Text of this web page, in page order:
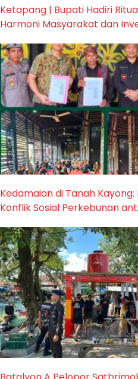
Ketapang | Bupati Hadiri
Harmoni Masyarakat dan
Kedamaian di Tanah
Konflik Sosial Perkebunan